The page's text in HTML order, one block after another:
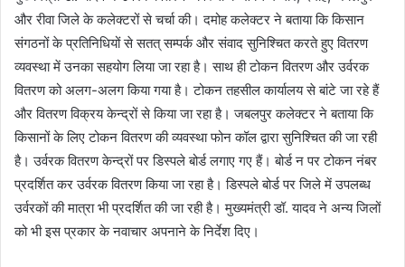
और रीवा जिले के कलेक्टरों से चर्चा की। दमोह कलेक्टर ने बताया कि किसान
संगठनों के प्रतिनिधियों से सतत् सम्पर्क और संवाद सुनिश्चित करते हुए वितरण
व्यवस्था में उनका सहयोग लिया जा रहा है। साथ ही टोकन वितरण और उर्वरक
वितरण को अलग-अलग किया गया है। टोकन तहसील कार्यालय से बांटे जा रहे हैं
और वितरण विक्रय केन्द्रों से किया जा रहा है। जबलपुर कलेक्टर ने बताया कि
किसानों के लिए टोकन वितरण की व्यवस्था फोन कॉल द्वारा सुनिश्चित की जा रही
है। उर्वरक वितरण केन्द्रों पर डिस्पले बोर्ड लगाए गए हैं। बोर्ड न पर टोकन नंबर
प्रदर्शित कर उर्वरक वितरण किया जा रहा है। डिस्पले बोर्ड पर जिले में उपलब्ध
उर्वरकों की मात्रा भी प्रदर्शित की जा रही है। मुख्यमंत्री डॉ. यादव ने अन्य जिलों
को भी इस प्रकार के नवाचार अपनाने के निर्देश दिए।